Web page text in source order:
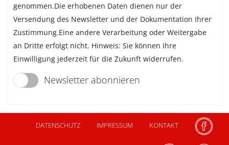
genommen.Die erhobenen Daten dienen nur der
Versendung des Newsletter und der Dokumentation Ihrer
Zustimmung.Eine andere Verarbeitung oder Weitergabe
an Dritte erfolgt nicht. Hinweis: Sie können Ihre
Einwilligung jederzeit für die Zukunft widerrufen.
Newsletter abonnieren
DATENSCHUTZ IMPRESSUM KONTAKT